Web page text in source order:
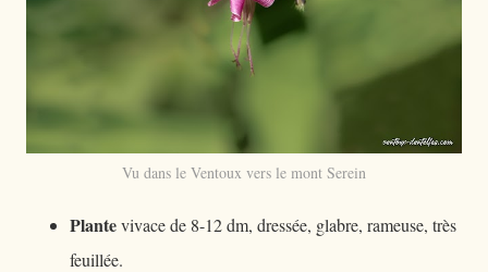
Vu dans le Ventoux vers le mont Serein
Plantevivace de 8-12 dm, dressée, glabre, rameuse, très
feuillée.